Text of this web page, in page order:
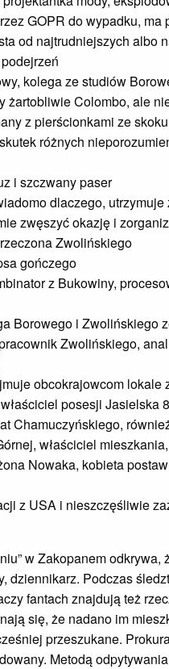
GOPR do wypadku, ma
od najtrudniejszych albo
kolega ze studiów
żartobliwie Colombo, ale
z pierścionkami ze
różnych
i szczwany paser
dlaczego,
zwęszyć okazję i
Zwolińskiego
gończego
z Bukowiny,
Borowego i Zwolińskiego
Zwolińskiego,
obcokrajowcom lokale
posesji Jasielska 8
Chamuczyńskiego,
właściciel
Nowaka, kobieta
z USA i nieszczęśliwie
w Zakopanem odkrywa,
dziennikarz. Podczas
fantach znajdują też
się, że nadano im
przeszukane.
Metodą